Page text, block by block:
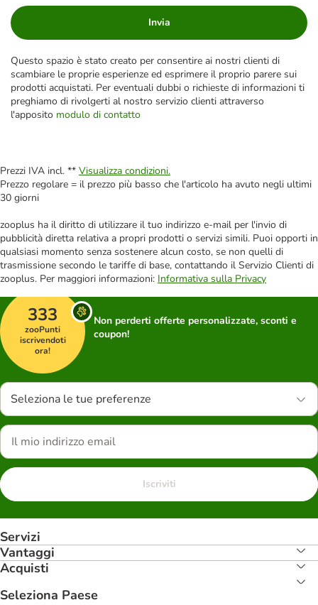
Invia
Questo spazio è stato creato per consentire ai nostri clienti di
scambiare le proprie esperienze ed esprimere il proprio parere sui
prodotti acquistati. Per eventuali dubbi o richieste di informazioni ti
preghiamo di rivolgerti al nostro servizio clienti attraverso
l'apposito modulo di contatto
Prezzi IVA incl. ** Visualizza condizioni.
Prezzo regolare = il prezzo più basso che l'articolo ha avuto negli ultimi
30 giorni
zooplus ha il diritto di utilizzare il tuo indirizzo e-mail per l'invio di
pubblicità diretta relativa a propri prodotti o servizi simili. Puoi opporti in
qualsiasi momento senza sostenere alcun costo, se non quelli di
trasmissione secondo le tariffe di base, contattando il Servizio Clienti di
zooplus. Per maggiori informazioni: Informativa sulla Privacy
333
zooPunti
iscrivendoti
ora!
Non perderti offerte personalizzate, sconti e
coupon!
Seleziona le tue preferenze
Iscriviti
Servizi
Vantaggi
Acquisti
Seleziona Paese